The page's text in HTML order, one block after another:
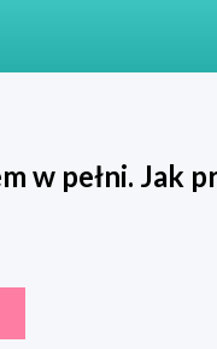
w pełni. Jak